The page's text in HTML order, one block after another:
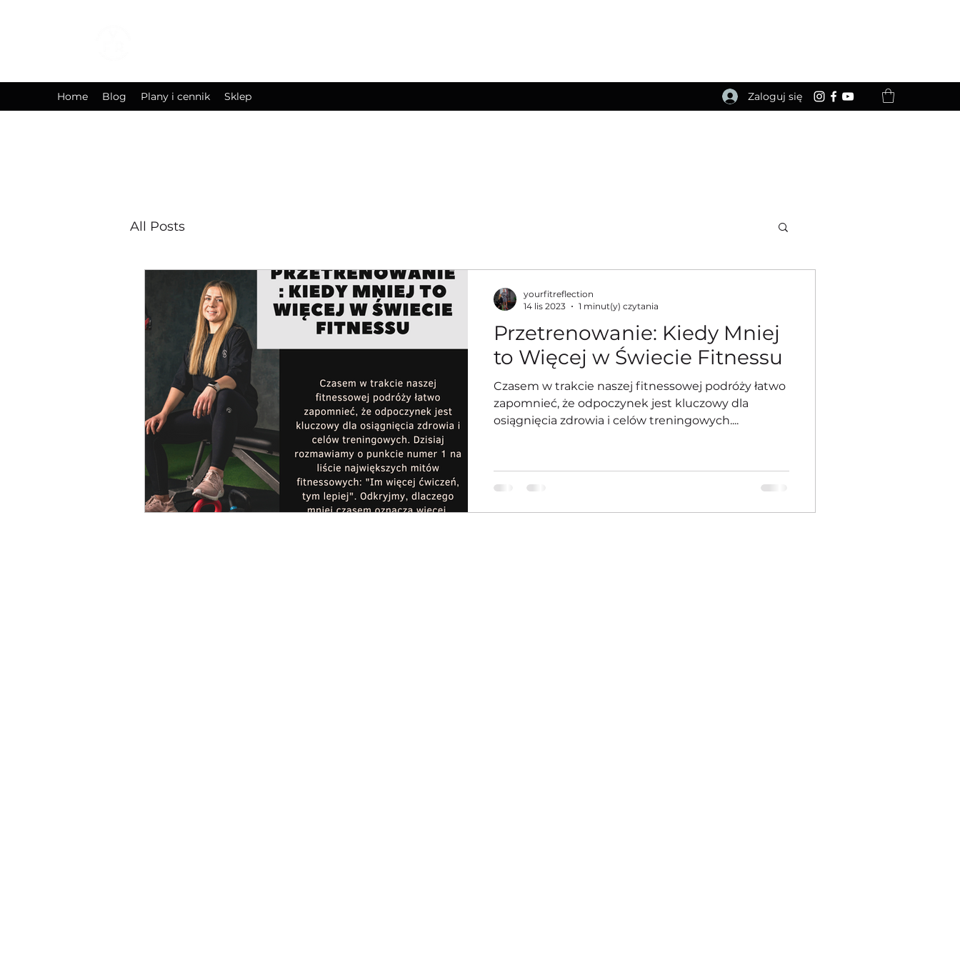
Home Blog Plany i cennik Sklep Zaloguj się
All Posts
Przetrenowanie: Kiedy Mniej
to Więcej w Świecie Fitnessu
Czasem w trakcie naszej fitnessowej podróży łatwo
zapomnieć, że odpoczynek jest kluczowy dla
osiągnięcia zdrowia i celów treningowych....
yourfitreflection
14 lis 2023
1 minut(y) czytania